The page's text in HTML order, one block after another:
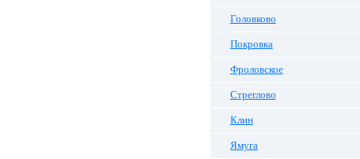
Головково
Покровка
Фроловское
Стреглово
Клин
Ямуга